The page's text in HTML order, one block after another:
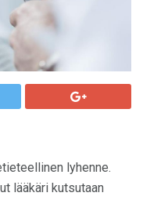
lyhenne.
lääkäri kutsutaan